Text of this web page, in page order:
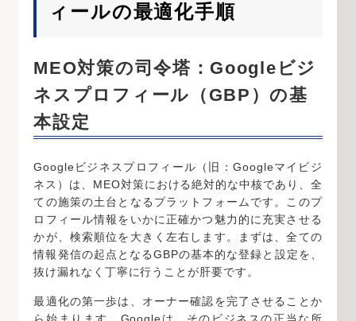
ィールの最適化手順
MEO対策の司令塔：Googleビジ
ネスプロフィール（GBP）の基
本設定
Googleビジネスプロフィール（旧：Googleマイビジ
ネス）は、MEO対策における絶対的な中核であり、全
ての施策の土台となるプラットフォームです。このプ
ロフィール情報をいかに正確かつ魅力的に充実させる
かが、検索順位を大きく左右します。まずは、全ての
情報発信の起点となるGBPの基本的な登録と設定を、
抜け漏れなく丁寧に行うことが肝要です。
最適化の第一歩は、オーナー確認を完了させることか